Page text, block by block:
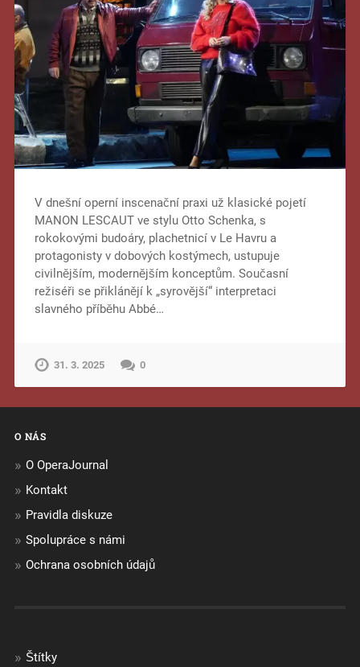
V dnešní operní inscenační praxi už klasické pojetí
MANON LESCAUT ve stylu Otto Schenka, s
rokokovými budoáry, plachetnicí v Le Havru a
protagonisty v dobových kostýmech, ustupuje
civilnějším, modernějším konceptům. Současní
režiséři se přiklánějí k „syrovější“ interpretaci
slavného příběhu Abbé…
31. 3. 2025 0
O NÁS
O OperaJournal
Kontakt
Pravidla diskuze
Spolupráce s námi
Ochrana osobních údajů
Štítky